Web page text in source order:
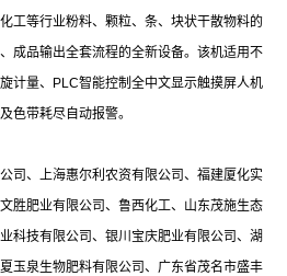
等行业粉料、颗粒、条、块状干散物料的
成品输出全套流程的全新设备。该机适用不
计量、PLC智能控制全中文显示触摸屏人机
色带耗尽自动报警。
、上海惠尔利农资有限公司、福建厦化实
胜肥业有限公司、鲁西化工、山东茂施生态
科技有限公司、银川宝庆肥业有限公司、湖
玉泉生物肥料有限公司、广东省茂名市盛丰